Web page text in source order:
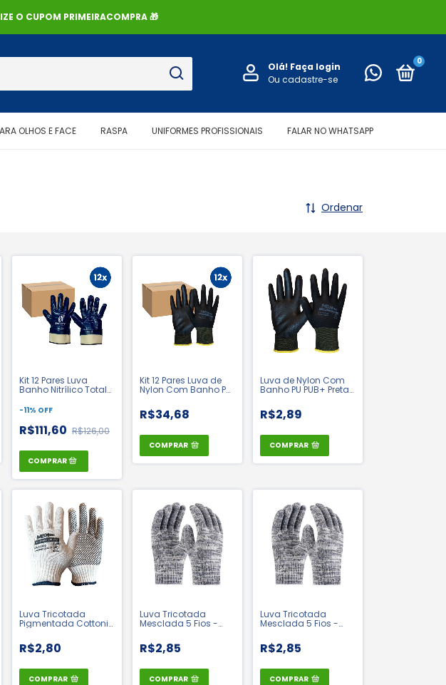
O CUPOM PRIMEIRACOMPRA 🎁
Olá! Faça login
Ou cadastre-se
0
OLHOS E FACE RASPA UNIFORMES PROFISSIONAIS FALAR NO WHATSAPP
Ordenar
Kit 12 Pares Luva
Banho Nitrílico Total
Safety | CA 42982
-11% OFF
R$111,60 R$126,00
Kit 12 Pares Luva de
Nylon Com Banho PU
CA: 48758
R$34,68
COMPRAR
Luva de Nylon Com
Banho PU PUB+ Preta
R$2,89
COMPRAR
Luva Tricotada
Pigmentada Cottonix
48900
R$2,80
COMPRAR
Luva Tricotada
Mesclada 5 Fios -
R$2,85
COMPRAR
Luva Tricotada
Mesclada 5 Fios -
R$2,85
COMPRAR